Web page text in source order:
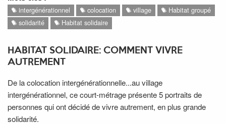
intergénérationnel colocation village
Habitat groupé
solidarité
Habitat solidaire
HABITAT SOLIDAIRE: COMMENT VIVRE
AUTREMENT
De la colocation intergénérationnelle...au village
intergénérationnel, ce court-métrage présente 5 portraits de
personnes qui ont décidé de vivre autrement, en plus grande
solidarité.